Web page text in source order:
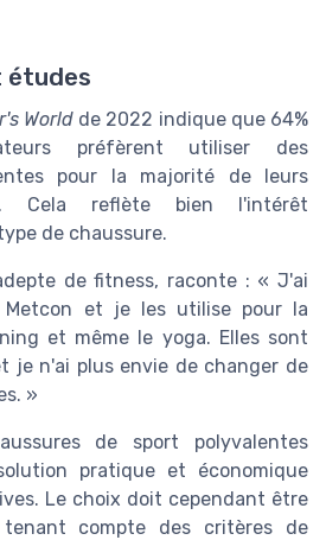
études
Worldde 2022 indique que 64%
préfèrent utiliser des
pour la majorité de leurs
Cela reflète bien l'intérêt
de chaussure.
de fitness, raconte : « J'ai
Metcon et je les utilise pour la
et même le yoga. Elles sont
je n'ai plus envie de changer de
»
de sport polyvalentes
pratique et économique
Le choix doit cependant être
compte des critères de